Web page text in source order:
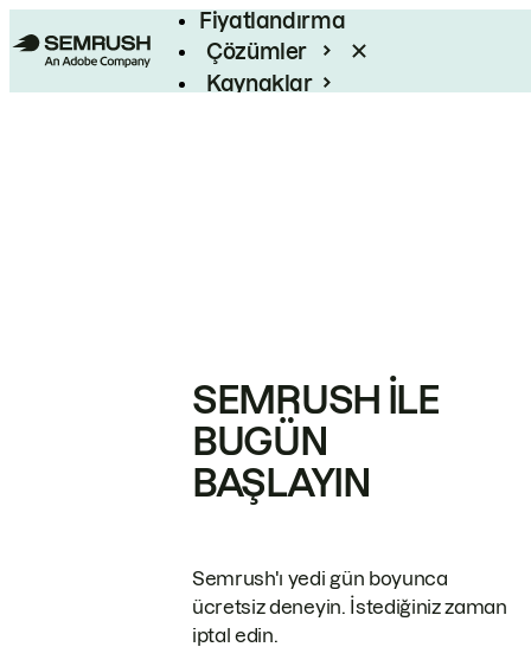
Fiyatlandırma
Çözümler
Kaynaklar
SEMRUSH ILE
BUGÜN
BAŞLAYIN
Semrush'ı yedi gün boyunca
ücretsiz deneyin. İstediğiniz zaman
iptal edin.